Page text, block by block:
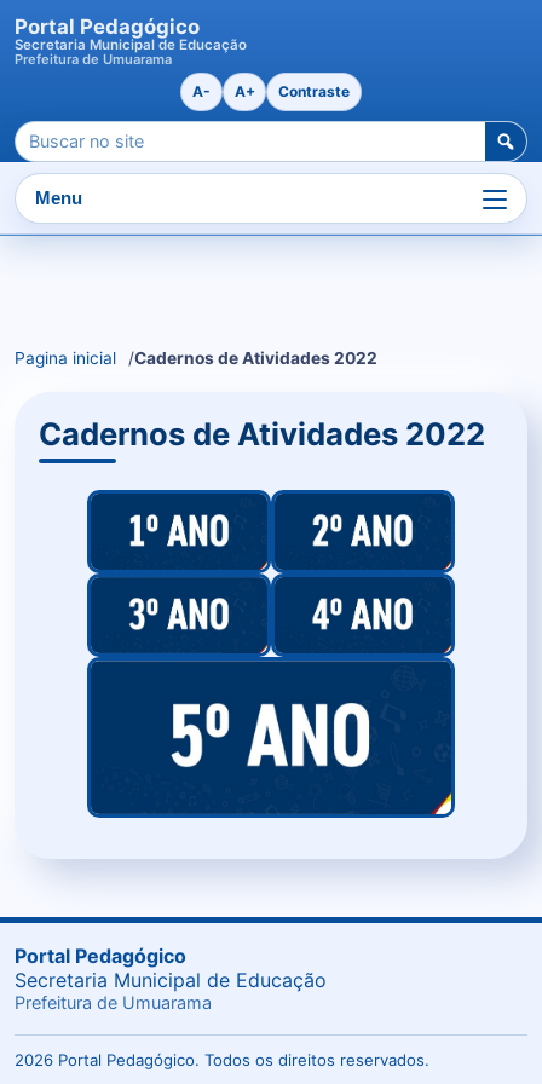
conteudo
Portal Pedagógico
Secretaria Municipal de Educação
Prefeitura de Umuarama
A- A+ Contraste
Pesquisar
por:
Menu
Pagina inicial Cadernos de Atividades 2022
Cadernos de Atividades 2022
Portal Pedagógico
Secretaria Municipal de Educação
Prefeitura de Umuarama
2026 Portal Pedagógico. Todos os direitos reservados.